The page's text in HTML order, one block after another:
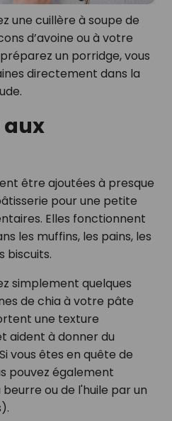
une cuillère à soupe de
d’avoine ou à votre
un porridge, vous
directement dans la
aux
être ajoutées à presque
pour une petite
Elles fonctionnent
les muffins, les pains, les
biscuits.
simplement quelques
de chia à votre pâte
une texture
aident à donner du
vous êtes en quête de
pouvez également
ou de l'huile par un